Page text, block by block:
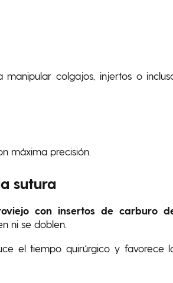
colgajos, injertos o
máxima precisión.
sutura
con insertos de carburo
ni se doblen.
el tiempo quirúrgico y favorece